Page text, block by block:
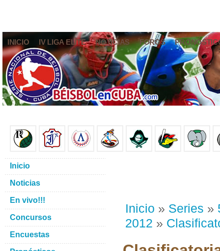
INICIO IV LIGA ELITE NOTICIAS FOROS
Inicio » Series »
2012 »
Inicio
Noticias
En vivo!!!
Concursos
Encuestas